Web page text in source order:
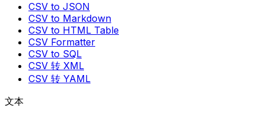
CSV to JSON
CSV to Markdown
CSV to HTML Table
CSV Formatter
CSV to SQL
CSV 转 XML
CSV 转 YAML
文本